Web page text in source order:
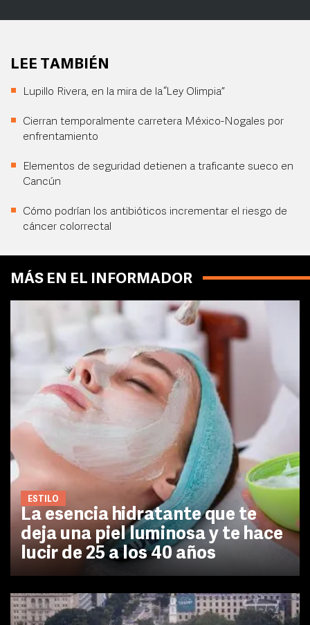
LEE TAMBIÉN
Lupillo Rivera, en la mira de la “Ley Olimpia”
Cierran temporalmente carretera México-Nogales por
enfrentamiento
Elementos de seguridad detienen a traficante sueco en
Cancún
Cómo podrían los antibióticos incrementar el riesgo de
cáncer colorrectal
MÁS EN EL INFORMADOR
ESTILO
La esencia hidratante que te
deja una piel luminosa y te hace
lucir de 25 a los 40 años